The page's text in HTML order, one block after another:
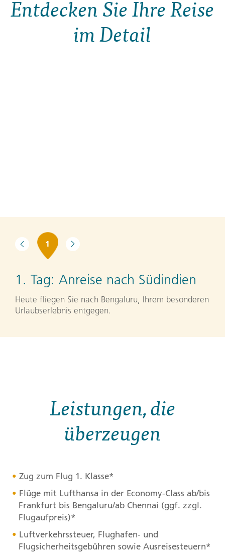
Entdecken Sie Ihre Reise
im Detail
1
1. Tag: Anreise nach Südindien
Heute fliegen Sie nach Bengaluru, Ihrem besonderen
Urlaubserlebnis entgegen.
Leistungen, die
überzeugen
Zug zum Flug 1. Klasse*
Flüge mit Lufthansa in der Economy-Class ab/bis
Frankfurt bis Bengaluru/ab Chennai (ggf. zzgl.
Flugaufpreis)*
Luftverkehrssteuer, Flughafen- und
Flugsicherheitsgebühren sowie Ausreisesteuern*